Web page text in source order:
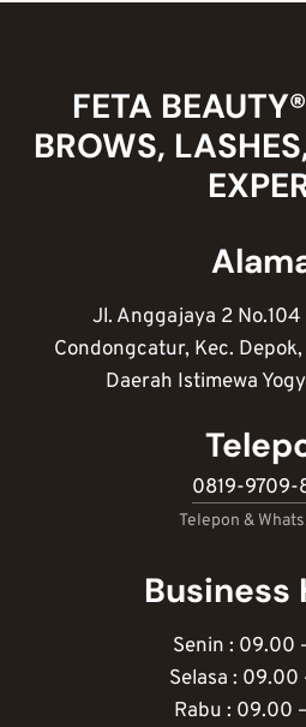
FETA
BROWS,
Jl. Anggajaya 2
Condongcatur, Kec.
Daerah Istimewa
0819-9709-
Telepon &
Business
Senin : 09.00
Selasa : 09.00
Rabu : 09.00